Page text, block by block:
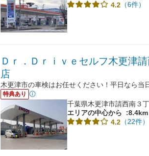
4.2 （6件）
Ｄｒ．Ｄｒｉｖｅセルフ木更津
店
木更津市の車検はお任せください！平日なら当
特典あり
千葉県木更津市請西南３
エリアの中心から
:8.4km
4.2 （22件）